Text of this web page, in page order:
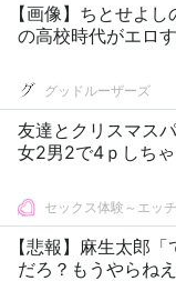
【画像】ちとせよ
の高校時代がエロ
グッドルーザーズ
友達とクリスマス
女2男2で4ｐしち
セックス体験～エッ
【悲報】麻生太郎
だろ？もうやらねえ